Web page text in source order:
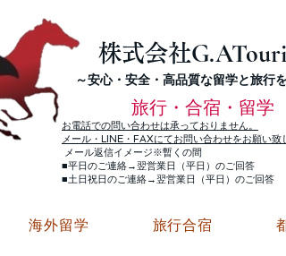
株式会社
～安心・安全・高品質な留学と旅行
旅行・合宿・留学
お電話での問い合わせは承っておりません。
メール・LINE・FAXにてお問い合わせをお願い致
メール返信イメージ※暫くの間
■平日のご連絡→翌営業日（平日）のご回答
■土日祝日のご連絡→翌営業日（平日）のご回
海外留学 旅行合宿